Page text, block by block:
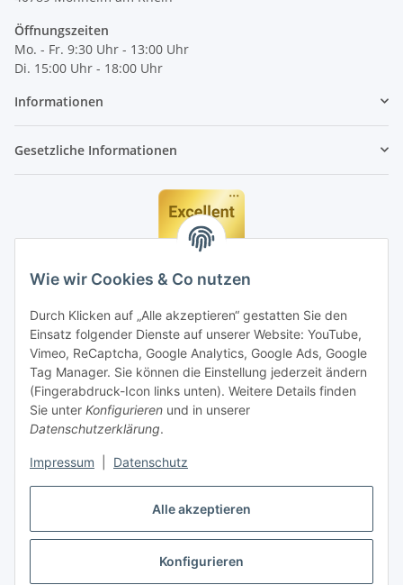
Alle akzeptieren
Konfigurieren
Wie wir Cookies & Co nutzen
Durch Klicken auf „Alle akzeptieren“ gestatten Sie den
Einsatz folgender Dienste auf unserer Website: YouTube,
Vimeo, ReCaptcha, Google Analytics, Google Ads, Google
Tag Manager. Sie können die Einstellung jederzeit ändern
(Fingerabdruck-Icon links unten). Weitere Details finden
Sie unter Konfigurieren und in unserer
Datenschutzerklärung.
Impressum Datenschutz
Öffnungszeiten
Mo. - Fr. 9:30 Uhr - 13:00 Uhr
Di. 15:00 Uhr - 18:00 Uhr
Informationen
Gesetzliche Informationen
Vertrag widerrufen